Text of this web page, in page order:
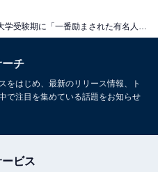
大学受験期に「一番励まされた有名人」ランキング！ 2位「河野玄斗」を抑えた1位は？
ーチ
をはじめ、最新のリリース情報、ト
で注目を集めている話題をお知らせ
ビス